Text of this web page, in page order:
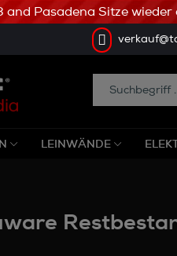
and Pasadena Sitze wieder
LEINWÄNDE